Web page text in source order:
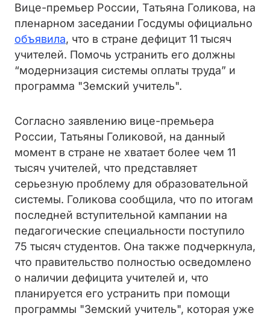
Вице-премьер России, Татьяна Голикова, на
пленарном заседании Госдумы официально
объявила, что в стране дефицит 11 тысяч
учителей. Помочь устранить его должны
“модернизация системы оплаты труда” и
программа "Земский учитель".
Согласно заявлению вице-премьера
России, Татьяны Голиковой, на данный
момент в стране не хватает более чем 11
тысяч учителей, что представляет
серьезную проблему для образовательной
системы. Голикова сообщила, что по итогам
последней вступительной кампании на
педагогические специальности поступило
75 тысяч студентов. Она также подчеркнула,
что правительство полностью осведомлено
о наличии дефицита учителей и, что
планируется его устранить при помощи
программы "Земский учитель", которая уже